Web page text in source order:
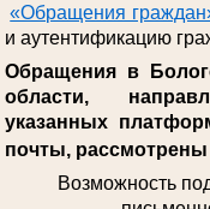
«Обращения
и аутентификацию
Обращения в
области,
указанных
почты, рассмотрены
Возможность